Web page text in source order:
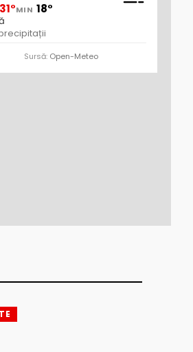
31°MIN 18°
Sursă: Open-Meteo